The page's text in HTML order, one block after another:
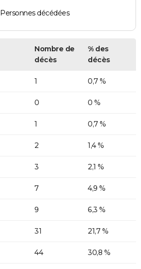
Personnes décédées
Nombre de
décès
% des
décès
1 0,7 %
0 0 %
1 0,7 %
2 1,4 %
3 2,1 %
7 4,9 %
9 6,3 %
31 21,7 %
44 30,8 %